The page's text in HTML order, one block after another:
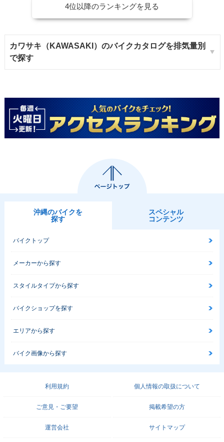
4位以降のランキングを見る
カワサキ（KAWASAKI）のバイクカタログを排気量別
で探す
沖縄のバイクを
探す
スペシャル
コンテンツ
バイクトップ
メーカーから探す
スタイルタイプから探す
バイクショップを探す
エリアから探す
バイク画像から探す
利用規約 個人情報の取扱について
ご意見・ご要望 掲載希望の方
運営会社 サイトマップ